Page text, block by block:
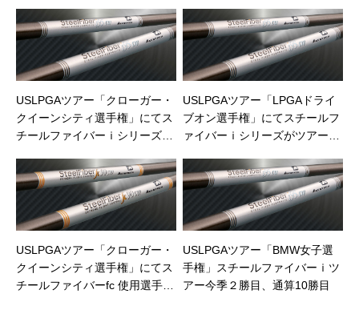
USLPGAツアー「クローガー・
クイーンシティ選手権」にてス
チールファイバーｉシリーズ今
USLPGAツアー「LPGAドライ
ブオン選手権」にてスチールフ
ァイバーｉシリーズがツアー９
USLPGAツアー「クローガー・
クイーンシティ選手権」にてス
チールファイバーfc 使用選手が
USLPGAツアー「BMW女子選
手権」スチールファイバーｉツ
アー今季２勝目、通算10勝目